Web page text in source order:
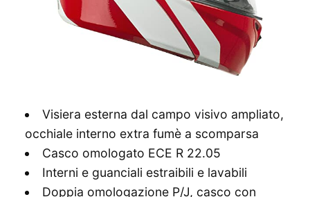
Visiera esterna dal campo visivo ampliato,
occhiale interno extra fumè a scomparsa
Casco omologato ECE R 22.05
Interni e guanciali estraibili e lavabili
Doppia omologazione P/J, casco con